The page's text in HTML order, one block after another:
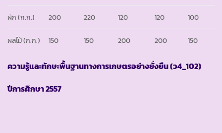
ผัก (ก.ก.) 200 220 120 120 100
ผลไม้ (ก.ก.) 150 150 200 200 150
ความรู้และทักษะพื้นฐานทางการเกษตรอย่างยั่งยืน(ว4_102)
ปีการศึกษา2557